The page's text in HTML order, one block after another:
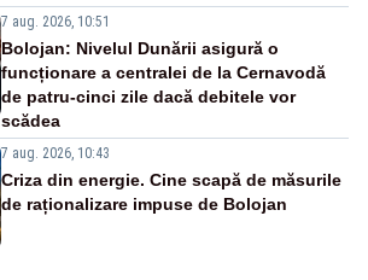
7 aug. 2026, 10:51
Bolojan: Nivelul Dunării asigură o
funcționare a centralei de la Cernavodă
de patru-cinci zile dacă debitele vor
scădea
7 aug. 2026, 10:43
Criza din energie. Cine scapă de măsurile
de raționalizare impuse de Bolojan